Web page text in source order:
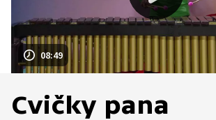
08:49
Cvičky pana